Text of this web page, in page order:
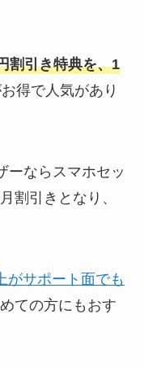
割引き特典を、1
得で人気があり
ーならスマホセッ
割引きとなり、
がサポート面でも
ての方にもおす